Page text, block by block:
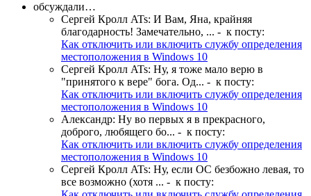
обсуждали…
Сергей Кролл ATs: И Вам, Яна, крайняя
благодарность! Замечательно, ... - к посту:
Как отключить или включить службу определения
местоположения в Windows 10
Сергей Кролл ATs: Ну, я тоже мало верю в
"принятого к вере" бога. Од... - к посту:
Как отключить или включить службу определения
местоположения в Windows 10
Александр: Ну во первых я в прекрасного,
доброго, любящего бо... - к посту:
Как отключить или включить службу определения
местоположения в Windows 10
Сергей Кролл ATs: Ну, если ОС безбожно левая, то
все возможно (хотя ... - к посту: